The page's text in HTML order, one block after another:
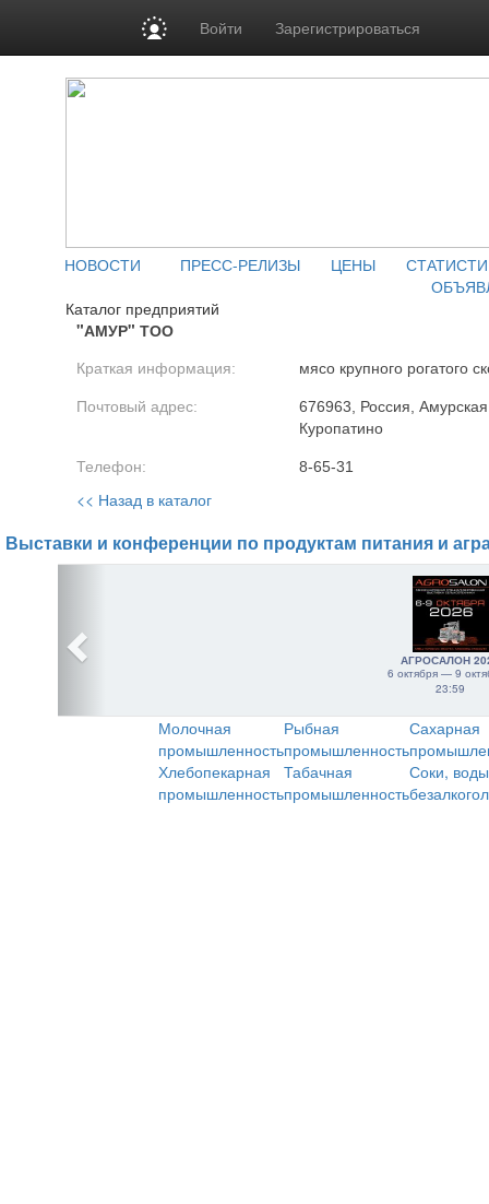
Войти Зарегистрироваться
НОВОСТИ ПРЕСС-РЕЛИЗЫ ЦЕНЫ
Каталог предприятий
"АМУР" ТОО
Краткая информация: мясо крупного рогатого
Почтовый адрес:
676963, Россия,
Куропатино
Телефон: 8-65-31
<< Назад в каталог
Выставки и конференции по продуктам питания и
АГРОСАЛОН
6 октября — 9
23:59
Молочная
промышленность
Рыбная
промышленность
Сахарная
Хлебопекарная
промышленность
Табачная
промышленность
Соки,